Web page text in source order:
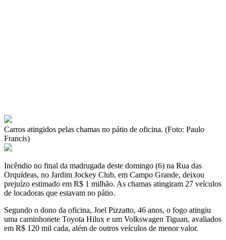
Carros atingidos pelas chamas no pátio de oficina. (Foto: Paulo
Francis)
Incêndio no final da madrugada deste domingo (6) na Rua das
Orquídeas, no Jardim Jockey Club, em Campo Grande, deixou
prejuízo estimado em R$ 1 milhão. As chamas atingiram 27 veículos
de locadoras que estavam no pátio.
Segundo o dono da oficina, Joel Pizzatto, 46 anos, o fogo atingiu
uma caminhonete Toyota Hilux e um Volkswagen Tiguan, avaliados
em R$ 120 mil cada, além de outros veículos de menor valor.